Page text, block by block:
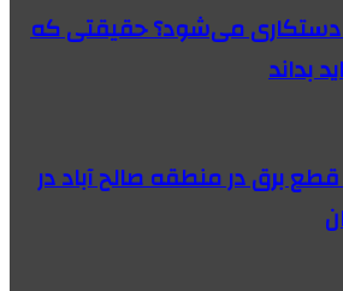
دستکاری می‌شود؟ حقیقتی که
بداند
برق در منطقه صالح آباد در